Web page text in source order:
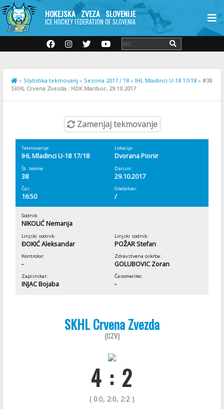
HOKEJSKA ZVEZA SLOVENIJE
ICE HOCKEY FEDERATION OF SLOVENIA
» Statistika tekmovanj » Sezona 2017 / 18 » IHL Mladinci U-18 17/18 » #38
SKHL Crvena Zvezda : HDK Maribor, 29.10.2017
Zamenjaj tekmovanje
Tekmovanje:
IHL Mladinci U-18 17/18
Lokacija:
Dvorana Pionir
Št. tekme:
38
Datum:
29.10.2017
Čas:
16:50
Gledalcev:
/
Sodnik:
NIKOLIĆ Nemanja
Linjski sodnik:
ĐOKIĆ Aleksandar
Linjski sodnik:
POŽAR Stefan
Kontrolor:
-
Zdravstvena oskrba:
GOLUBOVIC Zoran
Zapisnikar:
INJAC Bojaba
Časomerilec:
-
SKHL Crvena Zvezda
(CZV)
4 : 2
( 0:0, 2:0, 2:2 )